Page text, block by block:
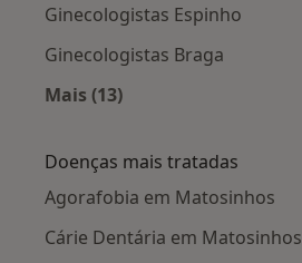
Ginecologistas Espinho
Ginecologistas Braga
Mais (13)
Doenças mais tratadas
Agorafobia em Matosinhos
Cárie Dentária em Matosinhos